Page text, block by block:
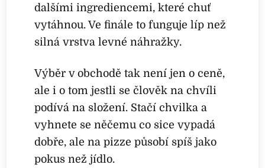
dalšími ingrediencemi, které chuť
vytáhnou. Ve finále to funguje líp než
silná vrstva levné náhražky.
Výběr v obchodě tak není jen o ceně,
ale i o tom jestli se člověk na chvíli
podívá na složení. Stačí chvilka a
vyhnete se něčemu co sice vypadá
dobře, ale na pizze působí spíš jako
pokus než jídlo.